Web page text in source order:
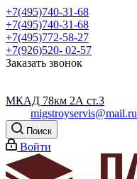
+7(495)740-31-68
+7(495)740-31-68
+7(495)772-58-27
+7(926)520- 02-57
Заказать звонок
МКАД 78км 2А ст.3
migstroyservis@mail.ru
Поиск
Войти